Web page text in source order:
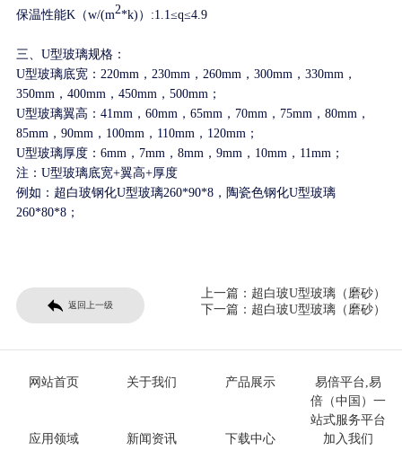
保温性能K（w/(m2*k)）:1.1≤q≤4.9
三、U型玻璃规格：
U型玻璃底宽：220mm，230mm，260mm，300mm，330mm，
350mm，400mm，450mm，500mm；
U型玻璃翼高：41mm，60mm，65mm，70mm，75mm，80mm，
85mm，90mm ，100mm，110mm，120mm ；
U型玻璃厚度：6mm，7mm，8mm，9mm，10mm ，11mm ；
注：U型玻璃底宽+翼高+厚度
例如：超白玻钢化U型玻璃260*90*8，陶瓷色钢化U型玻璃
260*80*8；
返回上一级
上一篇： 超白玻U型玻璃（磨砂）
下一篇： 超白玻U型玻璃（磨砂）
网站首页 关于我们 产品展示
易倍平台,易
倍（中国）一
站式服务平台
应用领域
新闻资讯 下载中心 加入我们